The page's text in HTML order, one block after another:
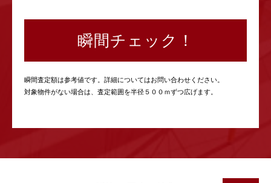
瞬間チェック！
瞬間査定額は参考値です。詳細についてはお問い合わせください。
対象物件がない場合は、査定範囲を半径５００ｍずつ広げます。